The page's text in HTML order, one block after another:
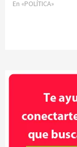
En «POLÍTICA»